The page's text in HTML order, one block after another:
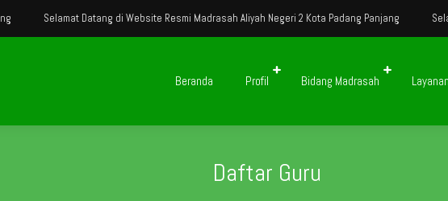
Selamat Datang di Website Resmi Madrasah Aliyah Negeri 2 Kota Padang Panjang Selamat
Beranda Profil Bidang Madrasah
Daftar Guru